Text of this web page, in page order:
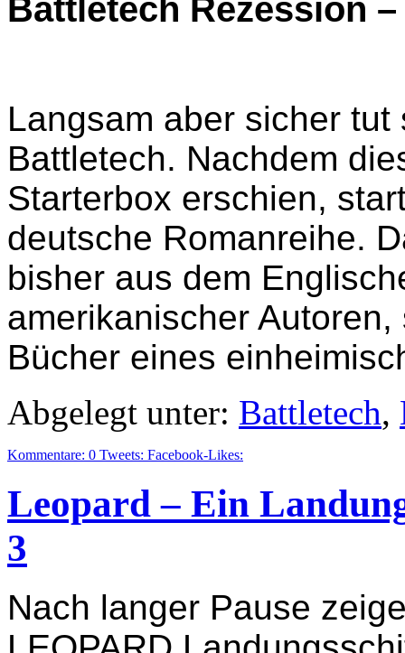
Battletech Rezession
Langsam aber sicher
Battletech. Nachdem
Starterbox erschien,
deutsche Romanreihe.
bisher aus dem
amerikanischer
Bücher eines
Abgelegt unter: Battletech,
Kommentare: 0 Tweets: Facebook-Likes:
Leopard – Ein
3
Nach langer Pause